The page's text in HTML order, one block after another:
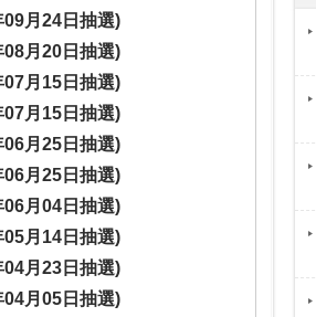
09月24日抽選)
08月20日抽選)
07月15日抽選)
07月15日抽選)
06月25日抽選)
06月25日抽選)
06月04日抽選)
05月14日抽選)
04月23日抽選)
04月05日抽選)